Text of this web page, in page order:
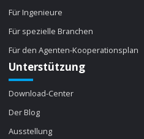
Für Ingenieure
Für spezielle Branchen
Für den Agenten-Kooperationsplan
Unterstützung
Download-Center
Der Blog
Ausstellung